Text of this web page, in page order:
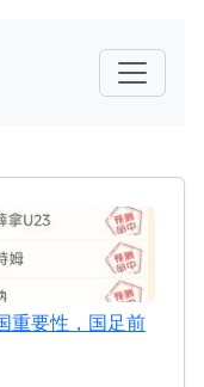
重要性，国足前